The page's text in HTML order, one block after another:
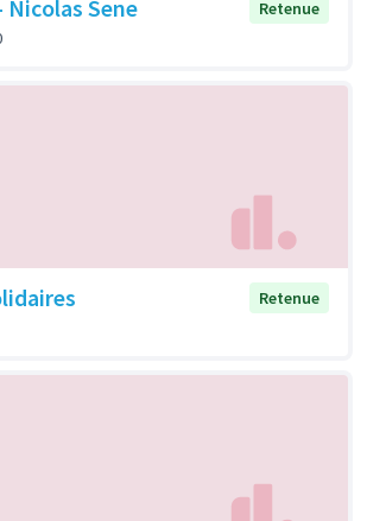
Nicolas Sene
Retenue
Retenue